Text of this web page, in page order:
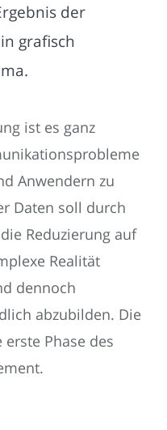
der
grafisch
ist es ganz
Anwendern zu
Daten soll durch
Reduzierung auf
Realität
dennoch
abzubilden. Die
Phase des